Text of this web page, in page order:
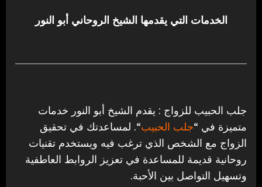
الخدمات التي يقدمها الشيخ الروحاني أبو النور
جلب الحبيب للزواج : يقدم الشيخ أبو النور خدمات
متميزة في “جلب الحبيب“. لمساعدتك في تحقيق
الزواج مع الشخص الذي ترغب فيه ويستخدم تقنيات
روحانية قديمة للمساعدة في تعزيز الروابط العاطفية
وتسهيل التواصل بين الأحبة.